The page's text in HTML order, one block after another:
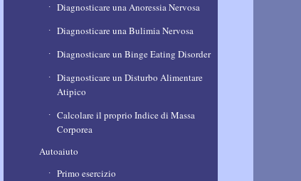
Diagnosticare una Anoressia Nervosa
Diagnosticare una Bulimia Nervosa
Diagnosticare un Binge Eating Disorder
Diagnosticare un Disturbo Alimentare
Atipico
Calcolare il proprio Indice di Massa
Corporea
Autoaiuto
Primo esercizio